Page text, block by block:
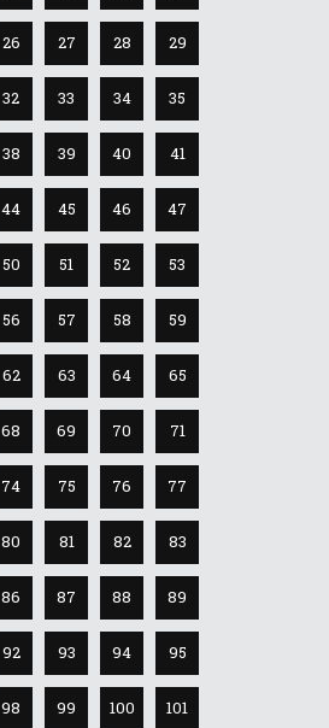
26 27 28 29
32 33 34 35
38 39 40 41
44 45 46 47
50 51 52 53
56 57 58 59
62 63 64 65
68 69 70 71
74 75 76 77
80 81 82 83
86 87 88 89
92 93 94 95
98 99 100 101